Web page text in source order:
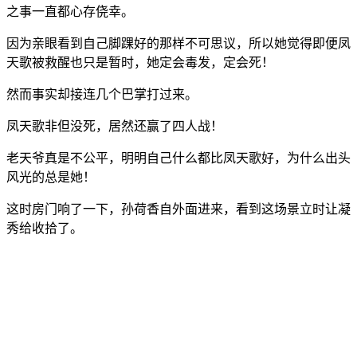
之事一直都心存侥幸。
因为亲眼看到自己脚踝好的那样不可思议，所以她觉得即便凤
天歌被救醒也只是暂时，她定会毒发，定会死！
然而事实却接连几个巴掌打过来。
凤天歌非但没死，居然还赢了四人战！
老天爷真是不公平，明明自己什么都比凤天歌好，为什么出头
风光的总是她！
这时房门响了一下，孙荷香自外面进来，看到这场景立时让凝
秀给收拾了。